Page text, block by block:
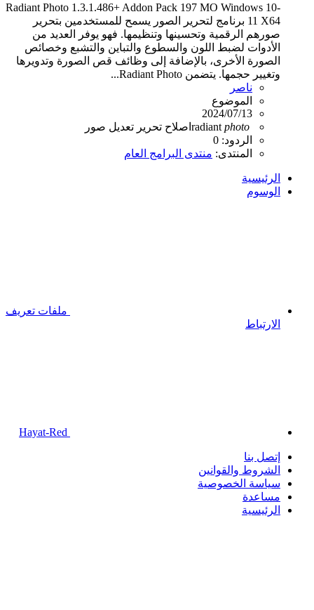
Radiant Photo 1.3.1.486+ Addon Pack 197 MO Windows 10-
11 X64 برنامج لتحرير الصور يسمح للمستخدمين بتحرير
صورهم الرقمية وتحسينها وتنظيمها. فهو يوفر العديد من
الأدوات لضبط اللون والسطوع والتباين والتشبع وخصائص
الصورة الأخرى، بالإضافة إلى وظائف قص الصورة وتدويرها
وتغيير حجمها. يتضمن Radiant Photo...
ناصر
الموضوع
2024/07/13
photo
radiant اصلاح تحرير تعديل صور
الردود: 0
المنتدى: منتدى البرامج العام
الرئيسية
الوسوم
ملفات تعريف
الارتباط
إتصل بنا
الشروط والقوانين
سياسة الخصوصية
مساعدة
الرئيسية